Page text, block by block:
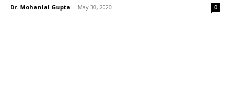
Dr. Mohanlal Gupta - May 30, 2020 0